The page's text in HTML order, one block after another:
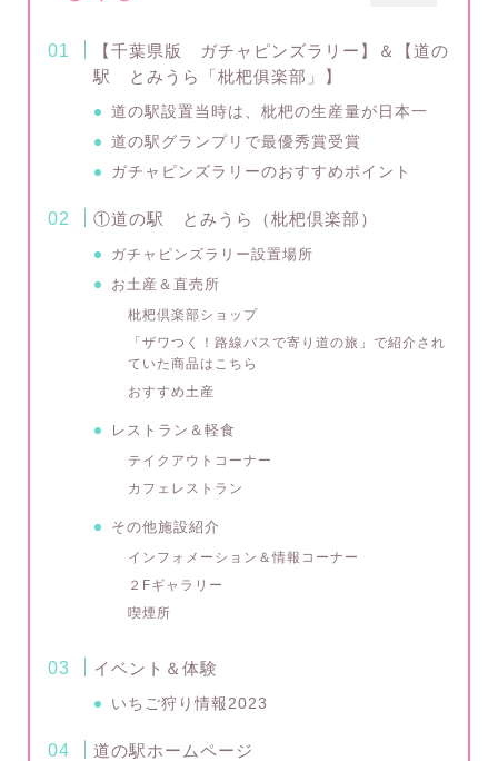
【千葉県版 ガチャピンズラリー】＆【道の
駅 とみうら「枇杷俱楽部」】
道の駅設置当時は、枇杷の生産量が日本一
道の駅グランプリで最優秀賞受賞
ガチャピンズラリーのおすすめポイント
①道の駅 とみうら（枇杷倶楽部）
ガチャピンズラリー設置場所
お土産＆直売所
枇杷倶楽部ショップ
「ザワつく！路線バスで寄り道の旅」で紹介され
ていた商品はこちら
おすすめ土産
レストラン＆軽食
テイクアウトコーナー
カフェレストラン
その他施設紹介
インフォメーション＆情報コーナー
２Fギャラリー
喫煙所
イベント＆体験
いちご狩り情報2023
道の駅ホームページ